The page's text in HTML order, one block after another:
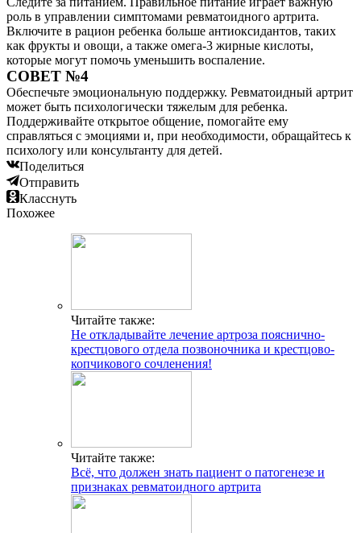
роль в управлении симптомами ревматоидного артрита.
Включите в рацион ребенка больше антиоксидантов, таких
как фрукты и овощи, а также омега-3 жирные кислоты,
которые могут помочь уменьшить воспаление.
СОВЕТ №4
Обеспечьте эмоциональную поддержку. Ревматоидный артрит
может быть психологически тяжелым для ребенка.
Поддерживайте открытое общение, помогайте ему
справляться с эмоциями и, при необходимости, обращайтесь к
психологу или консультанту для детей.
Поделиться
Отправить
Класснуть
Похожее
Читайте также:
Не откладывайте лечение артроза пояснично-
крестцового отдела позвоночника и крестцово-
копчикового сочленения!
Читайте также:
Всё, что должен знать пациент о патогенезе и
признаках ревматоидного артрита